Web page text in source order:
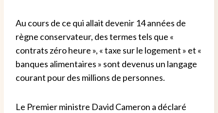
Au cours de ce qui allait devenir 14 années de
règne conservateur, des termes tels que «
contrats zéro heure », « taxe sur le logement » et «
banques alimentaires » sont devenus un langage
courant pour des millions de personnes.
Le Premier ministre David Cameron a déclaré